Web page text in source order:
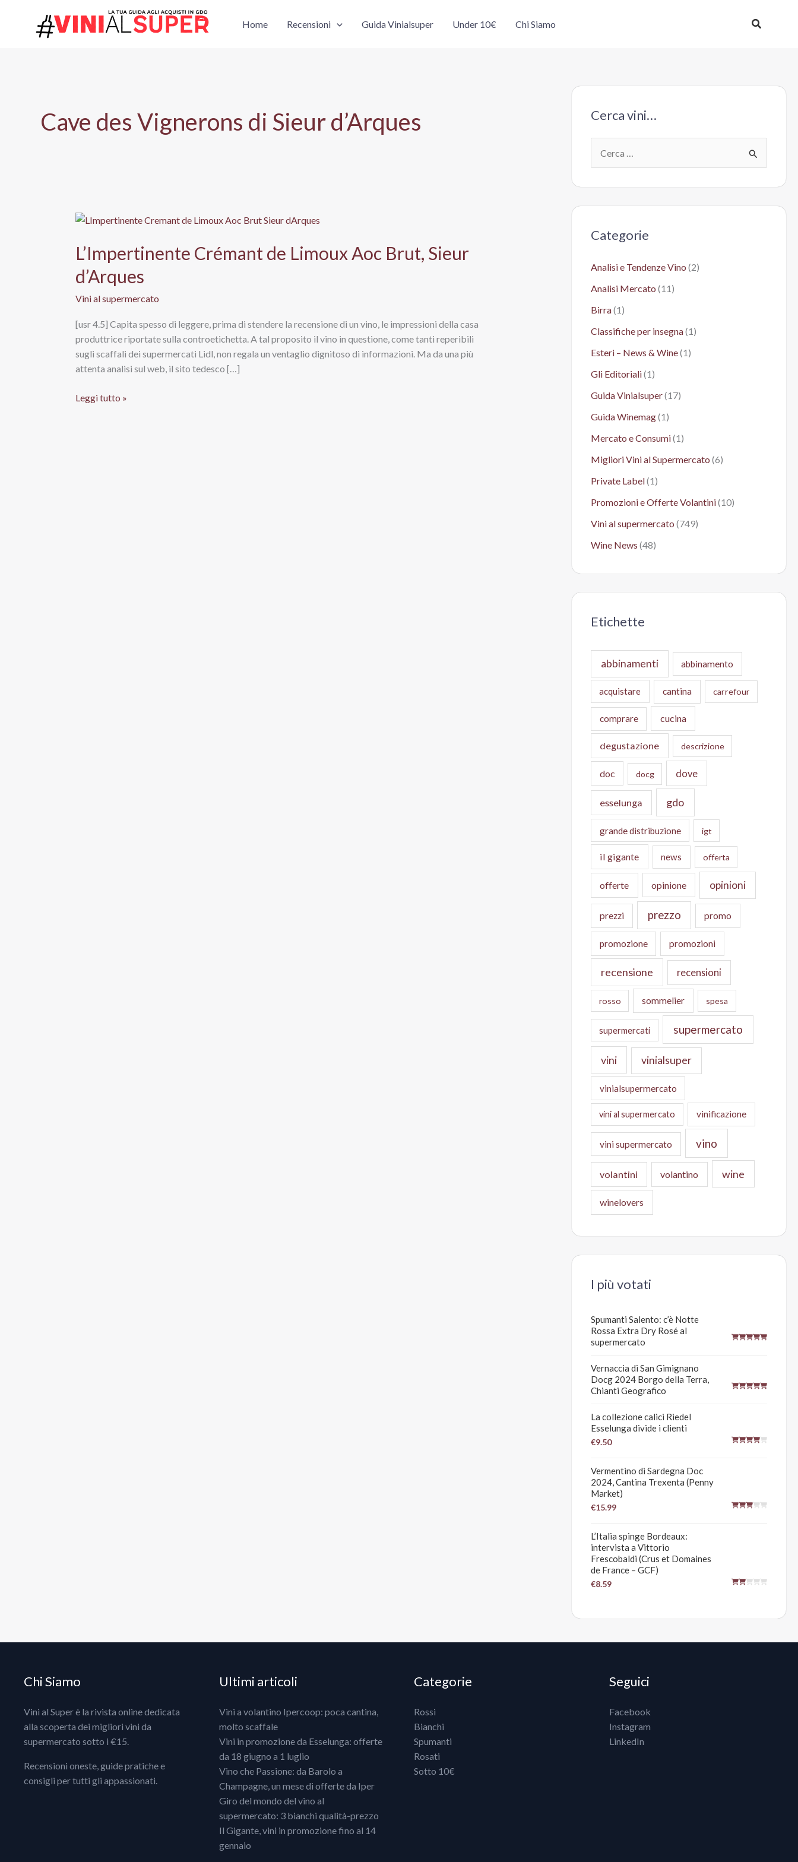
contenuto
Home Recensioni Guida Vinialsuper Under 10€ Chi Siamo Cerca
Cave des Vignerons di Sieur d’Arques
L’Impertinente Crémant de Limoux Aoc Brut, Sieur
d’Arques
Vini al supermercato
[usr 4.5] Capita spesso di leggere, prima di stendere la recensione di un vino, le impressioni della casa
produttrice riportate sulla controetichetta. A tal proposito il vino in questione, come tanti reperibili
sugli scaffali dei supermercati Lidl, non regala un ventaglio dignitoso di informazioni. Ma da una più
attenta analisi sul web, il sito tedesco […]
L’Impertinente
Leggi tutto »
Cerca vini…
e
:Categorie
Analisi e Tendenze Vino (2)
Analisi Mercato (11)
Birra(1)
Classifiche per insegna(1)
Esteri – News & Wine(1)
Gli Editoriali(1)
Guida Vinialsuper(17)
Guida Winemag(1)
Mercato e Consumi(1)
Migliori Vini al Supermercato (6)
Private Label(1)
Promozioni e Offerte Volantini(10)
Vini al supermercato (749)
Wine News (48)
Etichette
abbinamenti abbinamento
acquistare cantina carrefour
comprare cucina
degustazione descrizione
doc docg dove
esselunga gdo
grande distribuzione igt
il gigante news offerta
offerte opinione opinioni
prezzi prezzo promo
promozione promozioni
recensione recensioni
rosso sommelier spesa
supermercati supermercato
vini vinialsuper
vinialsupermercato
vini al supermercato vinificazione
vini supermercato vino
volantini volantino wine
winelovers
I più votati
Spumanti Salento: c’è Notte
Rossa Extra Dry Rosé al
supermercato
Vernaccia di San Gimignano
Docg 2024 Borgo della Terra,
Chianti Geografico
La collezione calici Riedel
Esselunga divide i clienti
€9.50
Vermentino di Sardegna Doc
2024, Cantina Trexenta (Penny
Market)
€15.99
L’Italia spinge Bordeaux:
intervista a Vittorio
Frescobaldi (Crus et Domaines
de France – GCF)
€8.59
Chi Siamo
Vini al Super è la rivista online dedicata
alla scoperta dei migliori vini da
supermercato sotto i €15.
Recensioni oneste, guide pratiche e
consigli per tutti gli appassionati.
Ultimi articoli
Vini a volantino Ipercoop: poca cantina,
molto scaffale
Vini in promozione da Esselunga: offerte
da 18 giugno a 1 luglio
Vino che Passione: da Barolo a
Champagne, un mese di offerte da Iper
Giro del mondo del vino al
supermercato: 3 bianchi qualità-prezzo
Il Gigante, vini in promozione fino al 14
gennaio
Categorie
Rossi
Bianchi
Spumanti
Rosati
Sotto 10€
Seguici
Facebook
Instagram
LinkedIn